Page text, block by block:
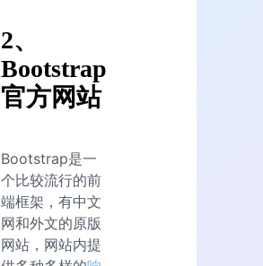
2、
Bootstrap
官方网站
Bootstrap是一
个比较流行的前
端框架，有中文
网和外文的原版
网站，网站内提